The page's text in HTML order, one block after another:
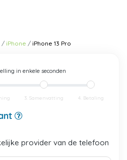
iPhone iPhone 13 Pro
in enkele seconden
3. Samenvatting 4. Betaling
provider van de telefoon